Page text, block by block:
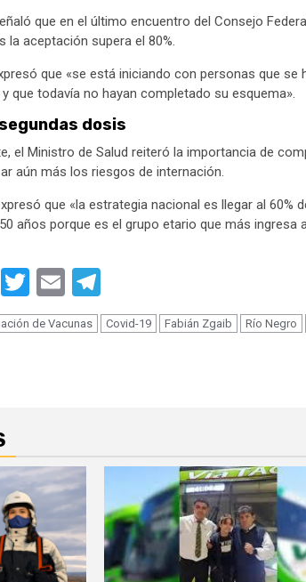
que en el último encuentro del Consejo
la aceptación supera el 80%.
que «se está iniciando con personas que se
que todavía no hayan completado su esquema».
dosis
el Ministro de Salud reiteró la importancia de
aún más los riesgos de internación.
que «la estrategia nacional es llegar al 60%
años porque es el grupo etario que más ingresa
WhatsApp
Twitter
Email
de Vacunas Covid-19 Fabián Zgaib Río Negro